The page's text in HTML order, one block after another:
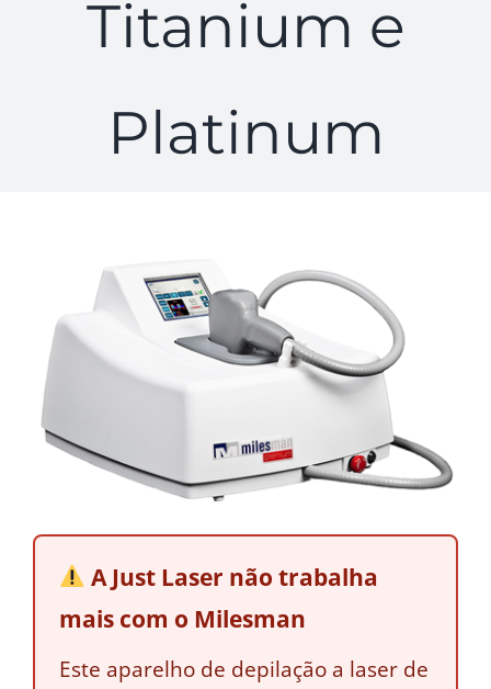
Titanium e
Platinum
A Just Laser não trabalha
mais com o Milesman
Este aparelho de depilação a laser de